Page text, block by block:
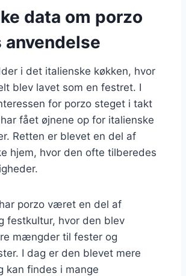
data om porzo
anvendelse
i det italienske køkken, hvor
blev lavet som en festret. I
for porzo steget i takt
fået øjnene op for italienske
Retten er blevet en del af
hjem, hvor den ofte tilberedes
porzo været en del af
festkultur, hvor den blev
mængder til fester og
I dag er den blevet mere
kan findes i mange